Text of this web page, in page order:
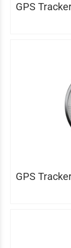
GPS
GPS